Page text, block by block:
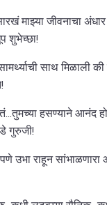
माझ्या जीवनाचा
शुभेच्छा!
साथ मिळाली
हसण्याने आनंद
गुरुजी!
उभा राहून सांभाळणारा